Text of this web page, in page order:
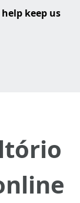
keep us